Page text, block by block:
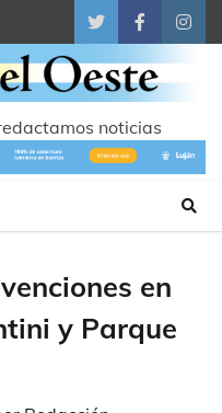
TwitterFacebook
noticias
en
y Parque